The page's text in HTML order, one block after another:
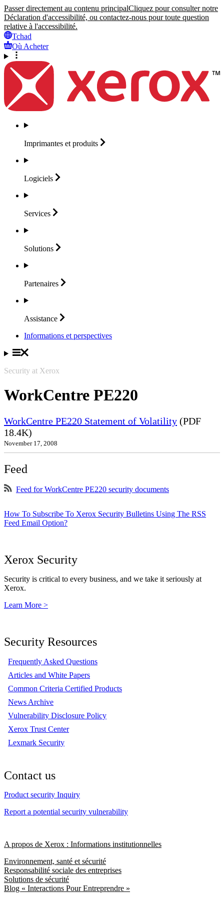
Passer directement au contenu principalCliquez pour consulter notre
Déclaration d'accessibilité, ou contactez-nous pour toute question
relative à l'accessibilité.
Tchad
Où Acheter
Imprimantes et produits
Logiciels
Services
Solutions
Partenaires
Assistance
Informations et perspectives
Security at Xerox
WorkCentre PE220
WorkCentre PE220 Statement of Volatility (PDF
18.4K)
November 17, 2008
Feed
Feed for WorkCentre PE220 security documents
How To Subscribe To Xerox Security Bulletins Using The RSS
Feed Email Option?
Xerox Security
Security is critical to every business, and we take it seriously at
Xerox.
Learn More >
Security Resources
Frequently Asked Questions
Articles and White Papers
Common Criteria Certified Products
News Archive
Vulnerability Disclosure Policy
Xerox Trust Center
Lexmark Security
Contact us
Product security Inquiry
Report a potential security vulnerability
A propos de Xerox : Informations institutionnelles
Environnement, santé et sécurité
Responsabilité sociale des entreprises
Solutions de sécurité
Blog « Interactions Pour Entreprendre »